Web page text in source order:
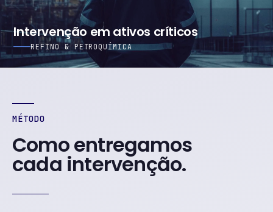
Intervenção em ativos críticos
REFINO & PETROQUÍMICA
MÉTODO
Como entregamos
cada intervenção.